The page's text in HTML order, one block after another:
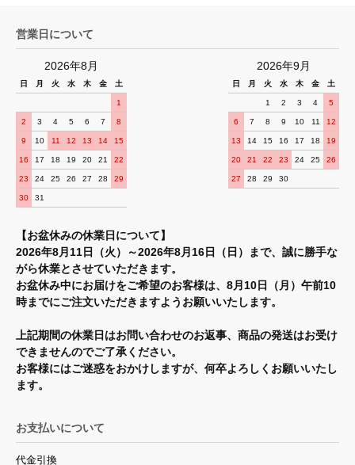
営業日について
2026年8月
日 月 火 水 木 金 土
1
2 3 4 5 6 7 8
9 10 11 12 13 14 15
16 17 18 19 20 21 22
23 24 25 26 27 28 29
30 31
2026年9月
日 月 火 水 木 金 土
1 2 3 4 5
6 7 8 9 10 11 12
13 14 15 16 17 18 19
20 21 22 23 24 25 26
27 28 29 30
【お盆休みの休業日について】
2026年8月11日（火）～2026年8月16日（日）まで、誠に勝手な
がら休業とさせていただきます。
お盆休み中にお届けをご希望のお客様は、8月10日（月）午前10
時までにご注文いただきますようお願いいたします。
上記期間の休業日はお問い合わせのお返事、商品の発送はお受け
できませんのでご了承ください。
お客様にはご迷惑をおかけしますが、何卒よろしくお願いいたし
ます。
お支払いについて
代金引換